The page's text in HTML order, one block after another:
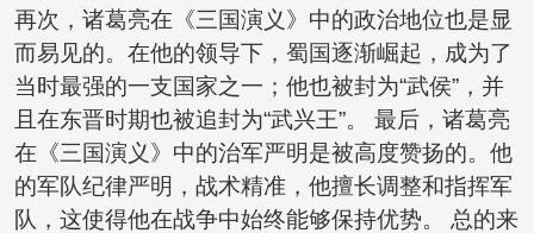
再次，诸葛亮在《三国演义》中的政治地位也是显
而易见的。在他的领导下，蜀国逐渐崛起，成为了
当时最强的一支国家之一；他也被封为“武侯”，并
且在东晋时期也被追封为“武兴王”。 最后，诸葛亮
在《三国演义》中的治军严明是被高度赞扬的。他
的军队纪律严明，战术精准，他擅长调整和指挥军
队，这使得他在战争中始终能够保持优势。 总的来